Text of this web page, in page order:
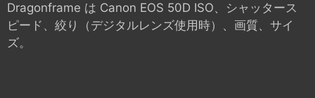
Dragonframe は Canon EOS 50D ISO、シャッタース
ピード、絞り（デジタルレンズ使用時）、画質、サイ
ズ。